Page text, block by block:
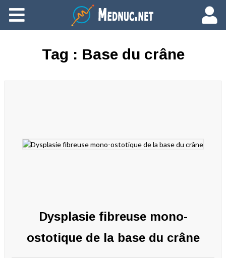
Ajouter du contenu
Tag : Base du crâne
Dysplasie fibreuse mono-
ostotique de la base du crâne